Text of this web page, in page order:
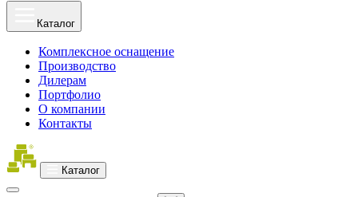
Каталог
Комплексное оснащение
Производство
Дилерам
Портфолио
О компании
Контакты
Каталог